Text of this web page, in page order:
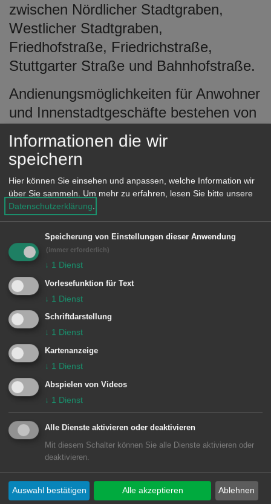
zwischen Nördlicher Stadtgraben,
Westlicher Stadtgraben,
Friedhofstraße, Friedrichstraße,
Stuttgarter Straße und Bahnhofstraße.
Andienungsmöglichkeiten für Anwohner
und Innenstadtgeschäfte bestehen von
6 Uhr bis 10 Uhr.
Bereits erteilte
Ausnahmegenehmigungen nach der
Straßenverkehrsordnung haben für den
oben genannten Zeitraum keine
Gültigkeit. Für Inhaber von Parkplätzen
im Innenstadtbereich besteht ebenfalls
ein grundsätzliches Einfahrtsverbot.
Das Amt für Bürgerservice und
öffentliche Ordnung der Stadt Aalen
weist ausdrücklich darauf hin, dass
Fahrzeuge, welche im absoluten
Halteverbot und im Bereich des
Festgeländes abgestellt werden,
umgehend auf Kosten des
Fahrzeughalters abgeschleppt werden.
© Stadt Aalen, 03.09.2019
Informationen die wir
speichern
Hier können Sie einsehen und anpassen, welche Information wir
über Sie sammeln.
Um mehr zu erfahren, lesen Sie bitte unsere
Datenschutzerklärung
Speicherung von Einstellungen dieser Anwendung
(immer erforderlich)
↓ 1 Dienst
Vorlesefunktion für Text
↓ 1 Dienst
Schriftdarstellung
↓ 1 Dienst
Kartenanzeige
↓ 1 Dienst
Abspielen von Videos
↓ 1 Dienst
Alle Dienste aktivieren oder deaktivieren
Mit diesem Schalter können Sie alle Dienste aktivieren oder
deaktivieren.
Ablehnen
Auswahl bestätigen Alle akzeptieren